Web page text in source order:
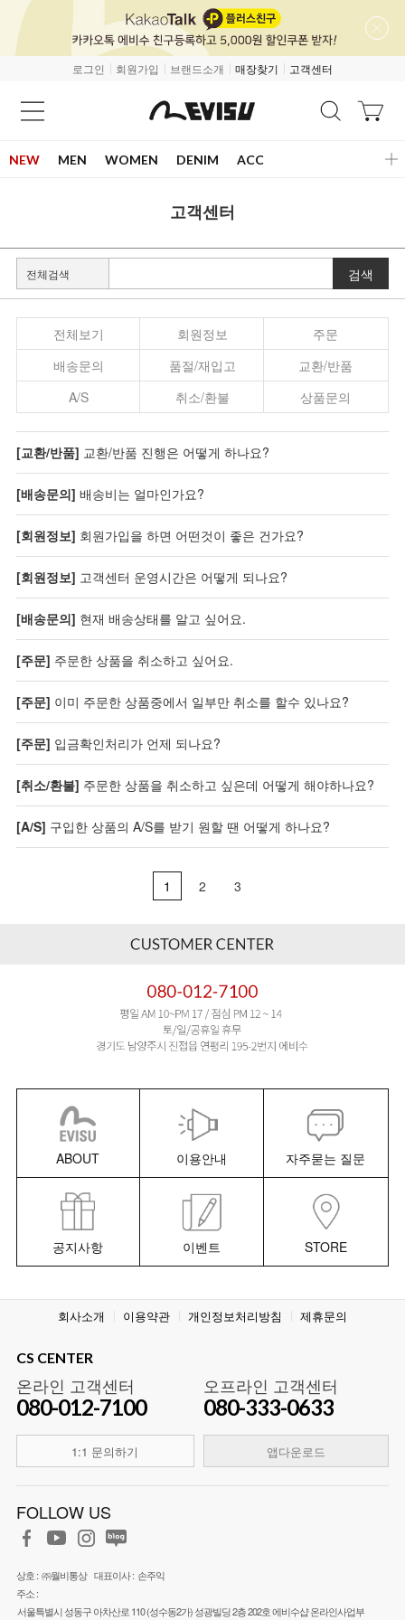
로그인 회원가입 브랜드소개 매장찾기 고객센터
NEW MEN WOMEN DENIM ACC
고객센터
검색
전체보기 회원정보
주문
배송문의
품절/재입고
교환/반품
A/S
취소/환불 상품문의
[교환/반품] 교환/반품 진행은 어떻게 하나요?
[배송문의] 배송비는 얼마인가요?
[회원정보] 회원가입을 하면 어떤것이 좋은 건가요?
[회원정보] 고객센터 운영시간은 어떻게 되나요?
[배송문의] 현재 배송상태를 알고 싶어요.
[주문] 주문한 상품을 취소하고 싶어요.
[주문] 이미 주문한 상품중에서 일부만 취소를 할수 있나요?
[주문] 입금확인처리가 언제 되나요?
[취소/환불] 주문한 상품을 취소하고 싶은데 어떻게 해야하나요?
[A/S] 구입한 상품의 A/S를 받기 원할 땐 어떻게 하나요?
1 2 3
ABOUT 이용안내 자주묻는 질문
공지사항 이벤트 STORE
회사소개 이용약관 개인정보처리방침 제휴문의
CS CENTER
온라인 고객센터
080-012-7100
1:1 문의하기
오프라인 고객센터
080-333-0633
앱다운로드
FOLLOW US
상호 : ㈜월비통상 대표이사 : 손주익
주소 :
서울특별시 성동구 아차산로 110 (성수동2가) 성광빌딩 2층 202호 에비수샵 온라인사업부